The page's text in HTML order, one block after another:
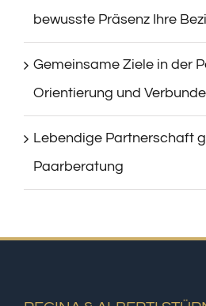
bewusste Präsenz Ihre
Gemeinsame Ziele in der
Orientierung und
Lebendige Partnerschaft
Paarberatung